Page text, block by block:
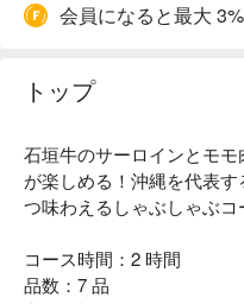
会員になると最大
トップ
石垣牛のサーロインとモ
が楽しめる！沖縄を代表
つ味わえるしゃぶしゃぶコ
コース時間：2 時間
品数：7 品